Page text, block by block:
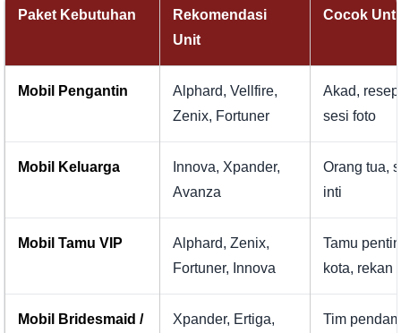
Paket Kebutuhan
Rekomendasi
Unit
Cocok
Mobil Pengantin
Alphard, Vellfire,
Zenix, Fortuner
Akad,
sesi foto
Mobil Keluarga
Innova, Xpander,
Avanza
Orang tua,
inti
Mobil Tamu VIP
Alphard, Zenix,
Fortuner, Innova
Tamu
kota, rekan
Mobil Bridesmaid /
Xpander, Ertiga,
Tim